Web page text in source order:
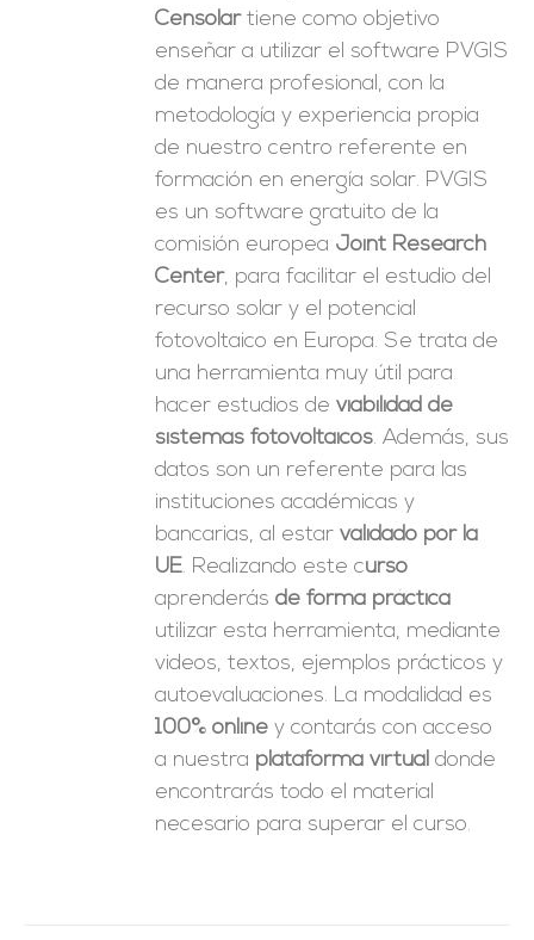
Censolartiene como objetivo
enseñar a utilizar el software PVGIS
de manera profesional, con la
metodología y experiencia propia
de nuestro centro referente en
formación en energía solar. PVGIS
es un software gratuito de la
comisión europea Joint Research
Center, para facilitar el estudio del
recurso solar y el potencial
fotovoltaico en Europa. Se trata de
una herramienta muy útil para
hacer estudios deviabilidad de
sistemas fotovoltaicos. Además, sus
datos son un referente para las
instituciones académicas y
bancarias, al estarvalidado por la
UE. Realizando este curso
aprenderásde forma práctica
utilizar esta herramienta, mediante
videos, textos, ejemplos prácticos y
autoevaluaciones. La modalidad es
100% online y contarás con acceso
a nuestra plataforma virtual donde
encontrarás todo el material
necesario para superar el curso.